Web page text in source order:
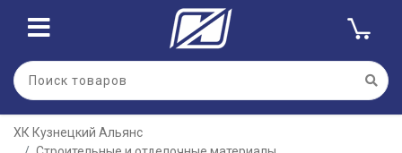
ХК Кузнецкий Альянс